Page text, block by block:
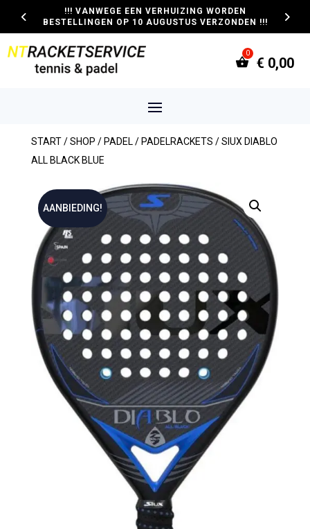
!!! VANWEGE EEN VERHUIZING WORDEN
BESTELLINGEN OP 10 AUGUSTUS VERZONDEN !!!
€ 0,00
START/SHOP / PADEL / PADELRACKETS / SIUX DIABLO
ALL BLACK BLUE
AANBIEDING!